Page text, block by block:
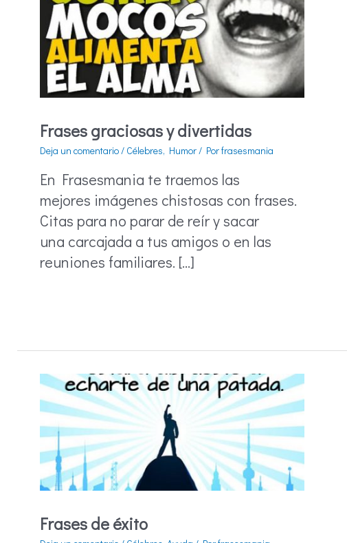
Frases graciosas y divertidas
Deja un comentario/ Célebres, Humor/ Porfrasesmania
En Frasesmania te traemos las
mejores imágenes chistosas con frases.
Citas para no parar de reír y sacar
una carcajada a tus amigos o en las
reuniones familiares. […]
divertidas
Frases de éxito